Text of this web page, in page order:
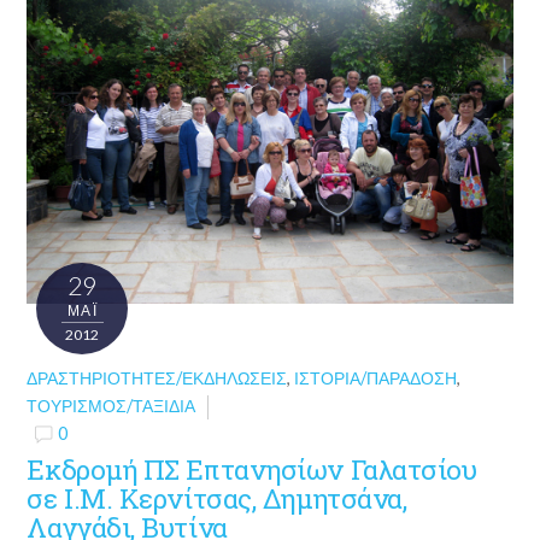
29
ΜΑΪ́
2012
ΔΡΑΣΤΗΡΙΌΤΗΤΕΣ/ΕΚΔΗΛΏΣΕΙΣ, ΙΣΤΟΡΊΑ/ΠΑΡΆΔΟΣΗ,
ΤΟΥΡΙΣΜΌΣ/ΤΑΞΊΔΙΑ
0
Εκδρομή ΠΣ Επτανησίων Γαλατσίου
σε Ι.Μ. Κερνίτσας, Δημητσάνα,
Λαγγάδι, Βυτίνα